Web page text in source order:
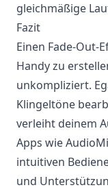
gleichmäßige
Fazit
Einen Fade-Out-
Handy zu
unkompliziert.
Klingeltöne
verleiht deinem
Apps wie
intuitiven
und